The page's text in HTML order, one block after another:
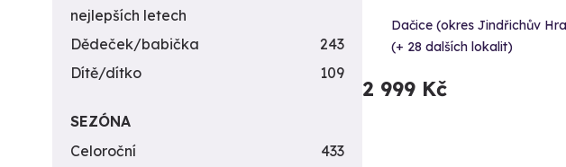
Dačice (okres Jindřichův
(+ 28 dalších lokalit)
2 999 Kč
nejlepších letech
Dědeček/babička
243
Dítě/dítko
109
SEZÓNA
Celoroční
433